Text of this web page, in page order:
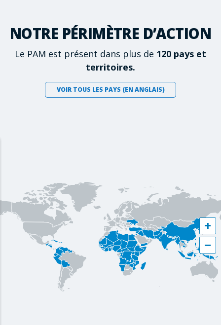
NOTRE PÉRIMÈTRE D’ACTION
Le PAM est présent dans plus de 120 pays et
territoires.
VOIR TOUS LES PAYS (EN ANGLAIS)
+
−